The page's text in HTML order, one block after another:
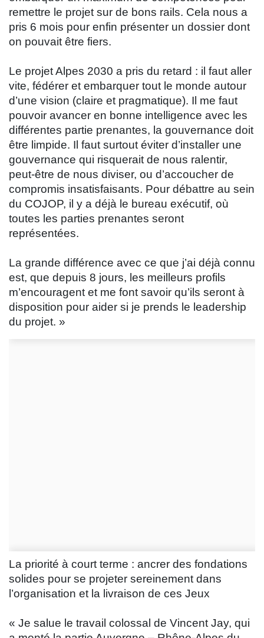
remettre le projet sur de bons rails. Cela nous a
pris 6 mois pour enfin présenter un dossier dont
on pouvait être fiers.
Le projet Alpes 2030 a pris du retard : il faut aller
vite, fédérer et embarquer tout le monde autour
d’une vision (claire et pragmatique). Il me faut
pouvoir avancer en bonne intelligence avec les
différentes partie prenantes, la gouvernance doit
être limpide. Il faut surtout éviter d’installer une
gouvernance qui risquerait de nous ralentir,
peut-être de nous diviser, ou d’accoucher de
compromis insatisfaisants. Pour débattre au sein
du COJOP, il y a déjà le bureau exécutif, où
toutes les parties prenantes seront
représentées.
La grande différence avec ce que j’ai déjà connu
est, que depuis 8 jours, les meilleurs profils
m’encouragent et me font savoir qu’ils seront à
disposition pour aider si je prends le leadership
du projet. »
La priorité à court terme : ancrer des fondations
solides pour se projeter sereinement dans
l’organisation et la livraison de ces Jeux
« Je salue le travail colossal de Vincent Jay, qui